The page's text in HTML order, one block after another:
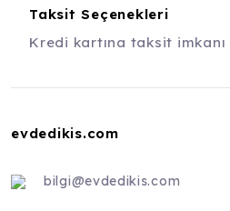
Taksit Seçenekleri
Kredi kartına taksit imkanı
evdedikis.com
bilgi@evdedikis.com